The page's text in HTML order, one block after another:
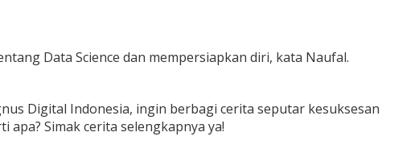
Data Science dan mempersiapkan diri, kata Naufal.
Digital Indonesia, ingin berbagi cerita seputar kesuksesan
apa? Simak cerita selengkapnya ya!